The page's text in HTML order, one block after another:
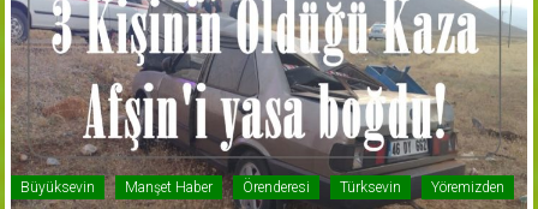
Büyüksevin Manşet Haber Örenderesi Türksevin Yöremizden